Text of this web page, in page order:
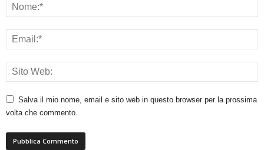
Salva il mio nome, email e sito web in questo browser per la prossima
volta che commento.